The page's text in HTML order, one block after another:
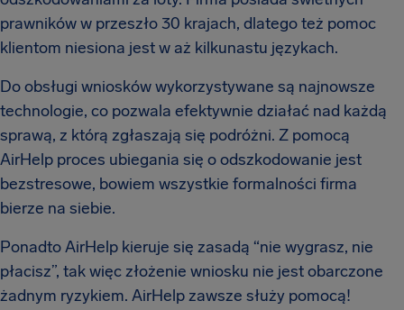
prawników w przeszło 30 krajach, dlatego też pomoc
klientom niesiona jest w aż kilkunastu językach.
Do obsługi wniosków wykorzystywane są najnowsze
technologie, co pozwala efektywnie działać nad każdą
sprawą, z którą zgłaszają się podróżni. Z pomocą
AirHelp proces ubiegania się o odszkodowanie jest
bezstresowe, bowiem wszystkie formalności firma
bierze na siebie.
Ponadto AirHelp kieruje się zasadą “nie wygrasz, nie
płacisz”, tak więc złożenie wniosku nie jest obarczone
żadnym ryzykiem. AirHelp zawsze służy pomocą!